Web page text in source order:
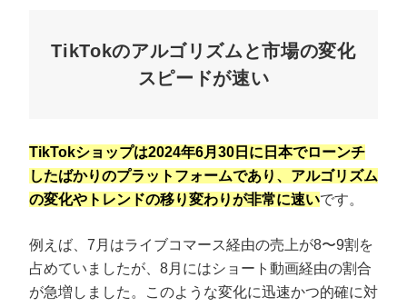
TikTokのアルゴリズムと市場の変化
スピードが速い
TikTokショップは2024年6月30日に日本でローンチ
したばかりのプラットフォームであり、アルゴリズム
の変化やトレンドの移り変わりが非常に速いです。
例えば、7月はライブコマース経由の売上が8〜9割を
占めていましたが、8月にはショート動画経由の割合
が急増しました。このような変化に迅速かつ的確に対